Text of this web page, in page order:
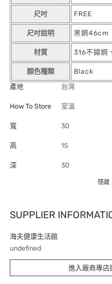
尺吋 FREE
尺吋說明 黑鋼46cm
材質 316不鏽鋼
顏色種類
Black
產地
台灣
How To Store 室溫
寬 30
高 15
深 30
隱藏
SUPPLIER
海夫健康生活館
undefined
進入廠商專店